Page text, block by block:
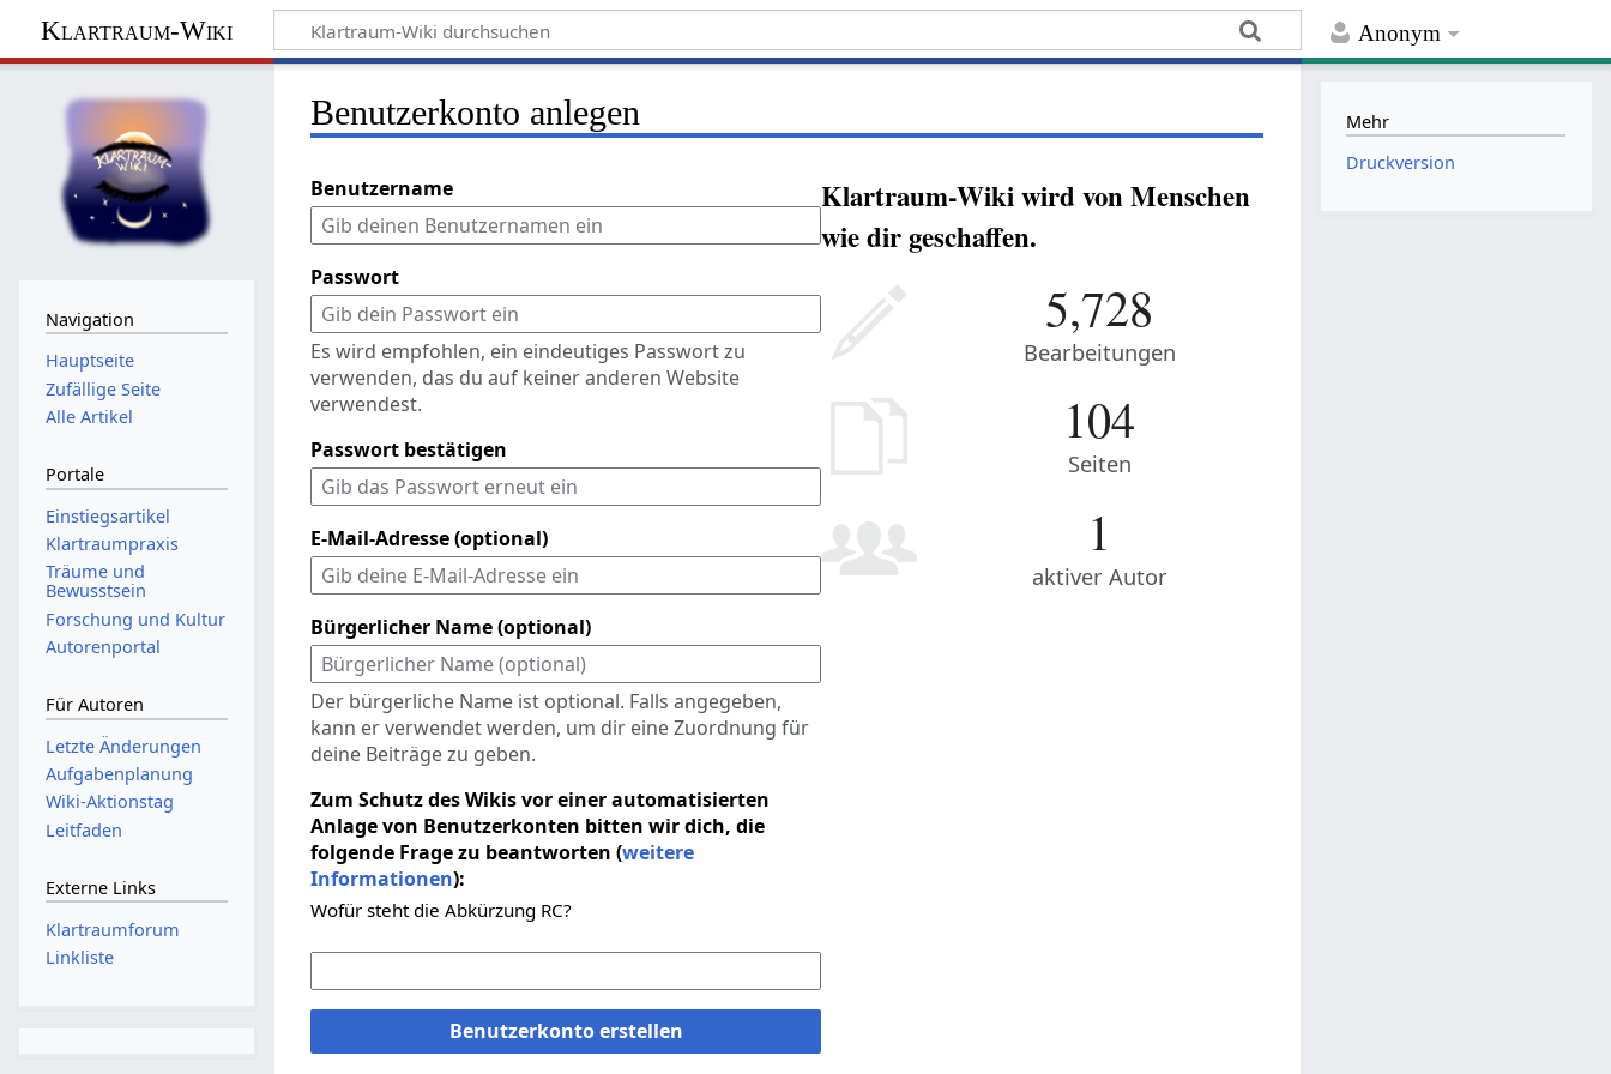
Anonym
Klartraum-Wiki
Benutzerkonto anlegen
Benutzername
Passwort
Es wird empfohlen, ein eindeutiges Passwort zu
verwenden, das du auf keiner anderen Website
verwendest.
Passwort bestätigen
E-Mail-Adresse (optional)
Bürgerlicher Name (optional)
Der bürgerliche Name ist optional. Falls angegeben,
kann er verwendet werden, um dir eine Zuordnung für
deine Beiträge zu geben.
Zum Schutz des Wikis vor einer automatisierten
Anlage von Benutzerkonten bitten wir dich, die
folgende Frage zu beantworten (weitere
Informationen):
Wofür steht die Abkürzung RC?
Benutzerkonto erstellen
Klartraum-Wiki wird von Menschen
wie dir geschaffen.
5,728
Bearbeitungen
104
Seiten
1
aktiver Autor
Navigation
Hauptseite
Zufällige Seite
Alle Artikel
Portale
Einstiegsartikel
Klartraumpraxis
Träume und
Bewusstsein
Forschung und Kultur
Autorenportal
Für Autoren
Letzte Änderungen
Aufgabenplanung
Wiki-Aktionstag
Leitfaden
Externe Links
Klartraumforum
Linkliste
Mehr
Druckversion